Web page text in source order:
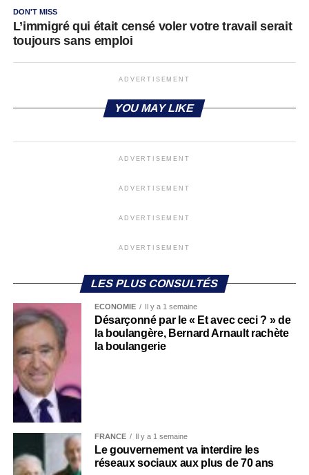
DON'T MISS
L’immigré qui était censé voler votre travail serait
toujours sans emploi
ADVERTISEMENT
YOU MAY LIKE
ADVERTISEMENT
ADVERTISEMENT
ADVERTISEMENT
ADVERTISEMENT
LES PLUS CONSULTÉS
ECONOMIE Il y a 1 semaine
Désarçonné par le « Et avec ceci ? » de
la boulangère, Bernard Arnault rachète
la boulangerie
FRANCE Il y a 1 semaine
Le gouvernement va interdire les
réseaux sociaux aux plus de 70 ans